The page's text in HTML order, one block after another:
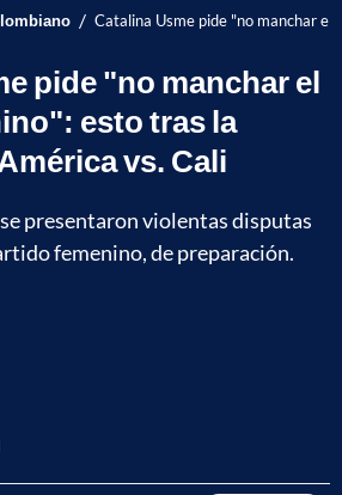
/ Catalina Usme pide "no manchar el
pide "no manchar el
esto tras la
vs. Cali
presentaron violentas disputas
femenino, de preparación.